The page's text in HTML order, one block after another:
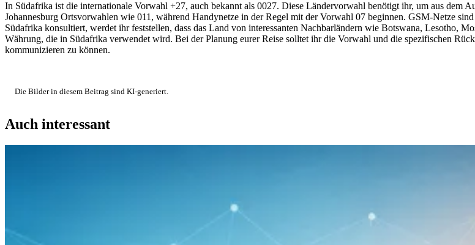
In Südafrika ist die internationale Vorwahl +27, auch bekannt als 0027. Diese Ländervorwahl benötigt ihr, um aus dem
Johannesburg Ortsvorwahlen wie 011, während Handynetze in der Regel mit der Vorwahl 07 beginnen. GSM-Netze
Südafrika konsultiert, werdet ihr feststellen, dass das Land von interessanten Nachbarländern wie Botswana, Lesotho,
Währung, die in Südafrika verwendet wird. Bei der Planung eurer Reise solltet ihr die Vorwahl und die spezifischen
kommunizieren zu können.
Die Bilder in diesem Beitrag sind KI-generiert.
Auch interessant